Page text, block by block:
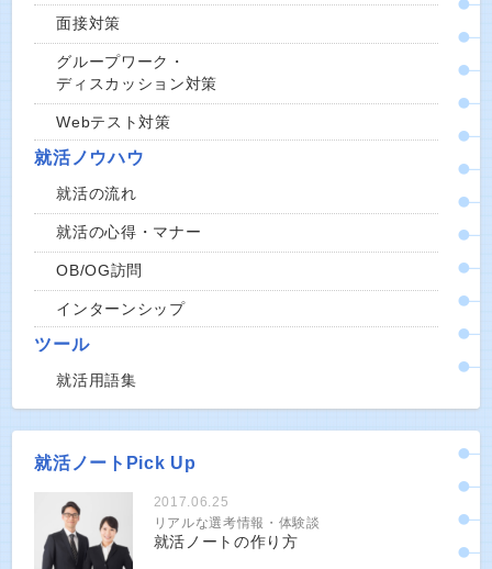
面接対策
グループワーク・
ディスカッション対策
Webテスト対策
就活ノウハウ
就活の流れ
就活の心得・マナー
OB/OG訪問
インターンシップ
ツール
就活用語集
就活ノートPick Up
2017.06.25
リアルな選考情報・体験談
就活ノートの作り方